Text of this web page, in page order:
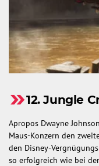
12. Jungle
Apropos Dwayne
Maus-Konzern den
den Disney-
so erfolgreich wie bei